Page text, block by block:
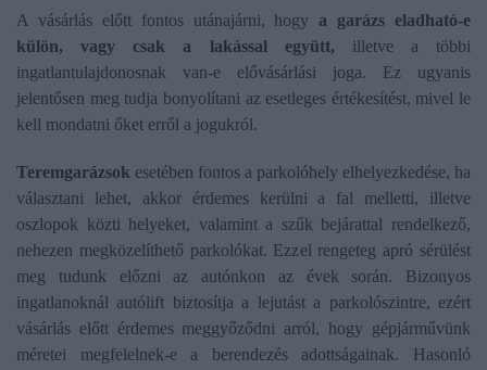
A vásárlás előtt fontos utánajárni, hogy a garázs eladható-e
külön, vagy csak a lakással együtt, illetve a többi
ingatlantulajdonosnak van-e elővásárlási joga. Ez ugyanis
jelentősen meg tudja bonyolítani az esetleges értékesítést, mivel le
kell mondatni őket erről a jogukról.
Teremgarázsok esetében fontos a parkolóhely elhelyezkedése, ha
választani lehet, akkor érdemes kerülni a fal melletti, illetve
oszlopok közti helyeket, valamint a szűk bejárattal rendelkező,
nehezen megközelíthető parkolókat. Ezzel rengeteg apró sérülést
meg tudunk előzni az autónkon az évek során. Bizonyos
ingatlanoknál autólift biztosítja a lejutást a parkolószintre, ezért
vásárlás előtt érdemes meggyőződni arról, hogy gépjárművünk
méretei megfelelnek-e a berendezés adottságainak. Hasonló